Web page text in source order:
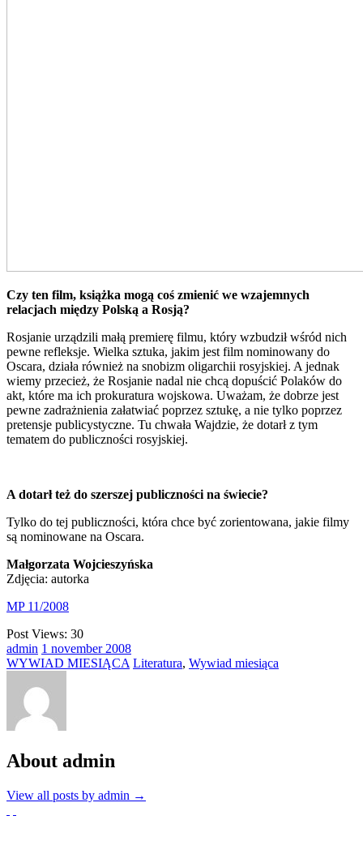
Czy ten film, książka mogą coś zmienić we wzajemnych
relacjach między Polską a Rosją?
Rosjanie urządzili małą premierę filmu, który wzbudził wśród nich
pewne refleksje. Wielka sztuka, jakim jest film nominowany do
Oscara, działa również na snobizm oligarchii rosyjskiej. A jednak
wiemy przecież, że Rosjanie nadal nie chcą dopuścić Polaków do
akt, które ma ich prokuratura wojskowa. Uważam, że dobrze jest
pewne zadrażnienia załatwiać poprzez sztukę, a nie tylko poprzez
pretensje publicystyczne. Tu chwała Wajdzie, że dotarł z tym
tematem do publiczności rosyjskiej.
A dotarł też do szerszej publiczności na świecie?
Tylko do tej publiczności, która chce być zorientowana, jakie filmy
są nominowane na Oscara.
Małgorzata Wojcieszyńska
Zdjęcia: autorka
MP 11/2008
Post Views: 30
admin 1 november 2008
WYWIAD MIESIĄCA Literatura, Wywiad miesiąca
About admin
View all posts by admin →